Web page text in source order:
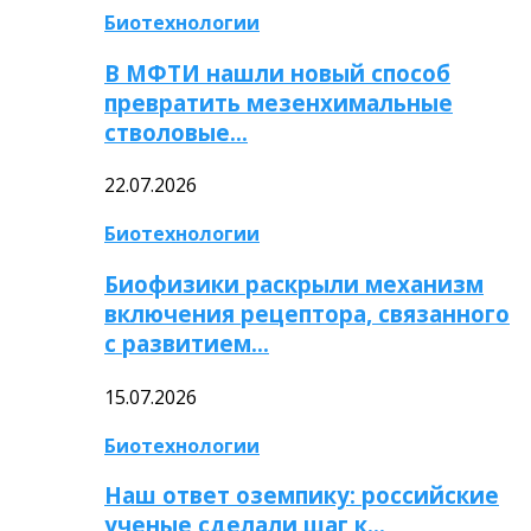
Биотехнологии
В МФТИ нашли новый способ
превратить мезенхимальные
стволовые…
22.07.2026
Биотехнологии
Биофизики раскрыли механизм
включения рецептора, связанного
с развитием…
15.07.2026
Биотехнологии
Наш ответ оземпику: российские
ученые сделали шаг к…